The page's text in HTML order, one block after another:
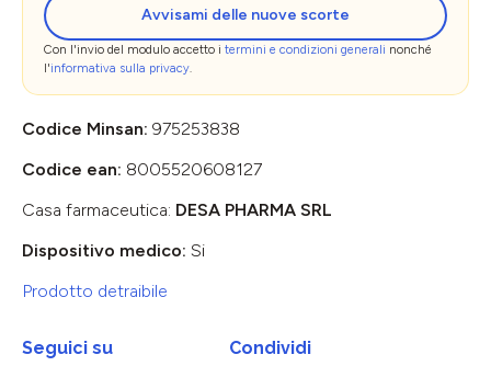
Avvisami delle nuove scorte
Con l'invio del modulo accetto i termini e condizioni generali nonché
l'informativa sulla privacy.
Codice Minsan: 975253838
Codice ean: 8005520608127
Casa farmaceutica: DESA PHARMA SRL
Dispositivo medico: Si
Prodotto detraibile
Seguici su Condividi